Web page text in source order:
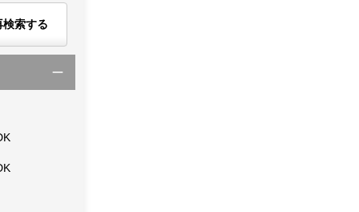
検索する